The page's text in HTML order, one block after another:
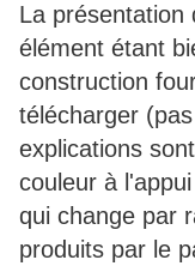
La présentation
élément étant
construction
télécharger
explications
couleur à
qui change par
produits par le